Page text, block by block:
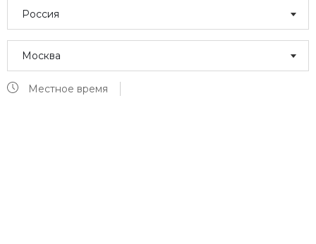
Россия
Москва
Местное время